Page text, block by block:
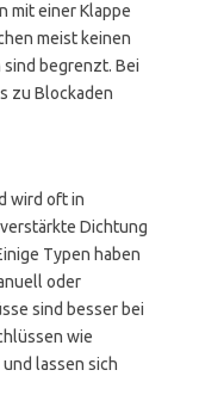
mit einer Klappe
meist keinen
sind begrenzt. Bei
zu Blockaden
wird oft in
Dichtung
Typen haben
oder
sind besser bei
wie
lassen sich